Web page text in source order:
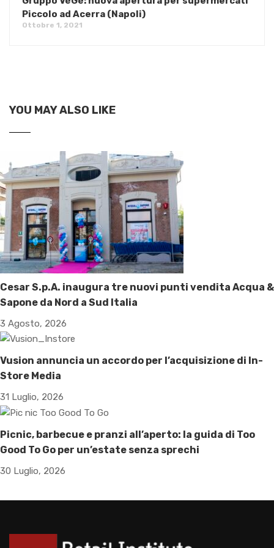
Piccolo ad Acerra (Napoli)
Ottobre 1, 2021
YOU MAY ALSO LIKE
Cesar S.p.A. inaugura tre nuovi punti vendita Acqua &
Sapone da Nord a Sud Italia
3 Agosto, 2026
Vusion annuncia un accordo per l’acquisizione di In-
Store Media
31 Luglio, 2026
Picnic, barbecue e pranzi all’aperto: la guida di Too
Good To Go per un’estate senza sprechi
30 Luglio, 2026